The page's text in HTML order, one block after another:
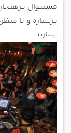
فستیوال
پرستاره و با
بسازند.